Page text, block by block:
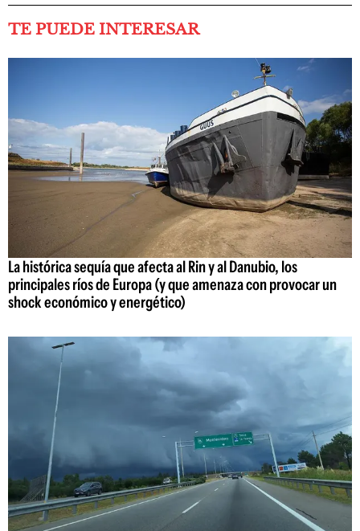
TE PUEDE INTERESAR
La histórica sequía que afecta al Rin y al Danubio, los
principales ríos de Europa (y que amenaza con provocar un
shock económico y energético)